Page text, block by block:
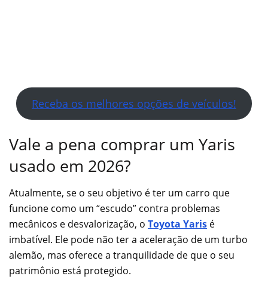
Receba os melhores opções de veículos!
Vale a pena comprar um Yaris
usado em 2026?
Atualmente, se o seu objetivo é ter um carro que
funcione como um “escudo” contra problemas
mecânicos e desvalorização, o Toyota Yaris é
imbatível. Ele pode não ter a aceleração de um turbo
alemão, mas oferece a tranquilidade de que o seu
patrimônio está protegido.